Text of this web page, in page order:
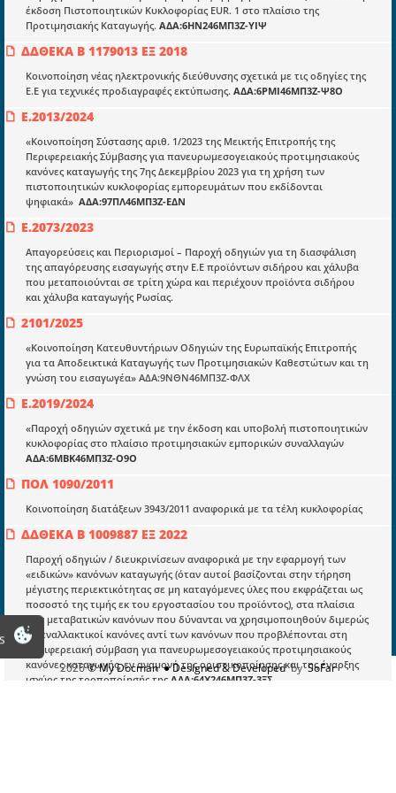
έκδοση Πιστοποιητικών Κυκλοφορίας EUR. 1 στο πλαίσιο της
Προτιμησιακής Καταγωγής. ΑΔΑ:6ΗΝ246ΜΠ3Ζ-ΥΙΨ
ΔΔΘΕΚΑ Β 1179013 ΕΞ 2018
Κοινοποίηση νέας ηλεκτρονικής διεύθυνσης σχετικά με τις οδηγίες της
Ε.Ε για τεχνικές προδιαγραφές εκτύπωσης. ΑΔΑ:6ΡΜΙ46ΜΠ3Ζ-Ψ8Ο
Ε.2013/2024
«Κοινοποίηση Σύστασης αριθ. 1/2023 της Μεικτής Επιτροπής της
Περιφερειακής Σύμβασης για πανευρωμεσογειακούς προτιμησιακούς
κανόνες καταγωγής της 7ης Δεκεμβρίου 2023 για τη χρήση των
πιστοποιητικών κυκλοφορίας εμπορευμάτων που εκδίδονται
ψηφιακά» ΑΔΑ:97ΠΛ46ΜΠ3Ζ-ΕΔΝ
Ε.2073/2023
Απαγορεύσεις και Περιορισμοί – Παροχή οδηγιών για τη διασφάλιση
της απαγόρευσης εισαγωγής στην Ε.Ε προϊόντων σιδήρου και χάλυβα
που μεταποιούνται σε τρίτη χώρα και περιέχουν προϊόντα σιδήρου
και χάλυβα καταγωγής Ρωσίας.
2101/2025
«Κοινοποίηση Κατευθυντήριων Οδηγιών της Ευρωπαϊκής Επιτροπής
για τα Αποδεικτικά Καταγωγής των Προτιμησιακών Καθεστώτων και τη
γνώση του εισαγωγέα» ΑΔΑ:9ΝΘΝ46ΜΠ3Ζ-ΦΛΧ
Ε.2019/2024
«Παροχή οδηγιών σχετικά με την έκδοση και υποβολή πιστοποιητικών
κυκλοφορίας στο πλαίσιο προτιμησιακών εμπορικών συναλλαγών
ΑΔΑ:6ΜΒΚ46ΜΠ3Ζ-Ο9Ο
ΠΟΛ 1090/2011
Κοινοποίηση διατάξεων 3943/2011 αναφορικά με τα τέλη κυκλοφορίας
ΔΔΘΕΚΑ Β 1009887 ΕΞ 2022
Παροχή οδηγιών / διευκρινίσεων αναφορικά με την εφαρμογή των
«ειδικών» κανόνων καταγωγής (όταν αυτοί βασίζονται στην τήρηση
μέγιστης περιεκτικότητας σε μη καταγόμενες ύλες που εκφράζεται ως
ποσοστό της τιμής εκ του εργοστασίου του προϊόντος), στα πλαίσια
των μεταβατικών κανόνων που δύνανται να χρησιμοποιηθούν διμερώς
ως εναλλακτικοί κανόνες αντί των κανόνων που προβλέπονται στη
περιφερειακή σύμβαση για πανευρωμεσογειακούς προτιμησιακούς
κανόνες καταγωγής, εν αναμονή της οριστικοποίησης και της έναρξης
ισχύος της τροποποίησής της ΑΔΑ:64Χ246ΜΠ3Ζ-3ΞΣ
Ποιοί είμαστε;
Μια πολυετής εθελοντική προσπάθεια που
μετατράπηκε σε επιχειρηματική οντότητα και φιλοδοξεί να συμβάλλει
Ενότητες
Επικαιρότητα
E-book
Οδηγοί εκκαθάρισης
Νόμοι και προεδρικά διατάγματα
Υπουργικές αποφάσεις
Νομολογία και Γνωμοδοτήσεις ΝΣΚ
Πληροφορίες
Είσοδος
Εγγραφή
Οδηγίες Εγγραφής
Βοηθός Αναζήτησης
Οροι χρησης ιστοτοπου
2026© My Docman● Designed & DevelopedbySoFar